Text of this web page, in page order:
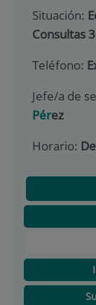
Situación:
Consultas
Teléfono:
Jefe/a de
Pérez
Horario: